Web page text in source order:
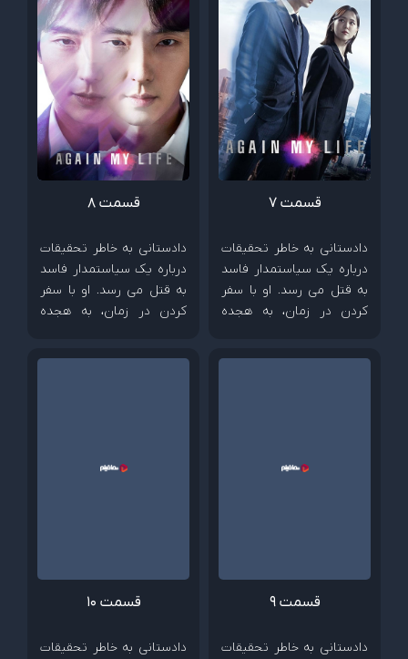
قسمت 7
دادستانی به خاطر تحقیقات
درباره یک سیاستمدار فاسد
به قتل می رسد. او با سفر
کردن در زمان، به هجده
قسمت 8
دادستانی به خاطر تحقیقات
درباره یک سیاستمدار فاسد
به قتل می رسد. او با سفر
کردن در زمان، به هجده
قسمت 9
دادستانی به خاطر تحقیقات
قسمت 10
دادستانی به خاطر تحقیقات